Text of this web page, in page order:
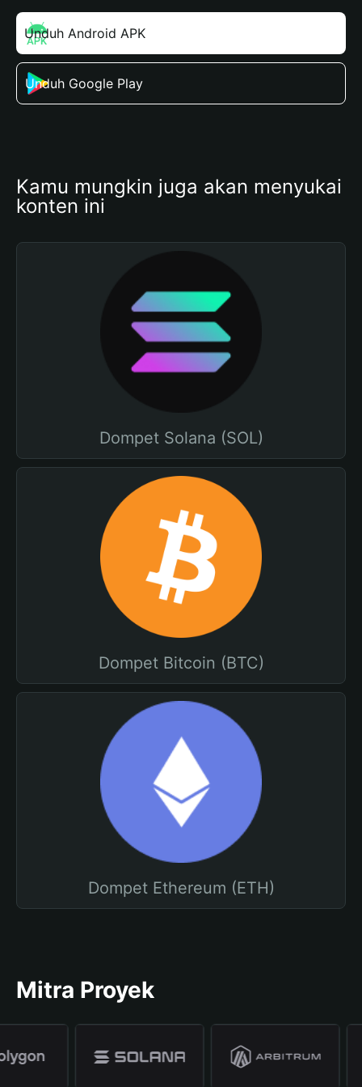
Unduh Android APK
Unduh Google Play
Kamu mungkin juga akan menyukai
konten ini
Dompet Solana (SOL)
Dompet Bitcoin (BTC)
Dompet Ethereum (ETH)
Mitra Proyek